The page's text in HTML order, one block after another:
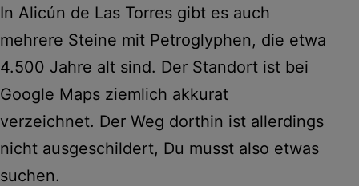
In Alicún de Las Torres gibt es auch
mehrere Steine mit Petroglyphen, die etwa
4.500 Jahre alt sind. Der Standort ist bei
Google Maps ziemlich akkurat
verzeichnet. Der Weg dorthin ist allerdings
nicht ausgeschildert, Du musst also etwas
suchen.